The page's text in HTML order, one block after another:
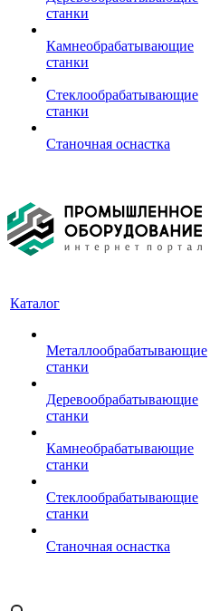
станки
Камнеобрабатывающие
станки
Стеклообрабатывающие
станки
Станочная оснастка
Каталог
Металлообрабатывающие
станки
Деревообрабатывающие
станки
Камнеобрабатывающие
станки
Стеклообрабатывающие
станки
Станочная оснастка